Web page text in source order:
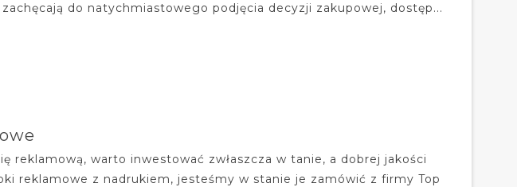
do natychmiastowego podjęcia decyzji zakupowej, dostęp...
reklamową, warto inwestować zwłaszcza w tanie, a dobrej jakości
reklamowe z nadrukiem, jesteśmy w stanie je zamówić z firmy Top